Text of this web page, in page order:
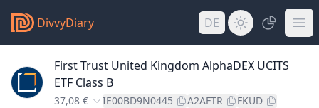
DivvyDiary DE
First Trust United Kingdom AlphaDEX UCITS
ETF Class B
37,08 € IE00BD9N0445 A2AFTR FKUD